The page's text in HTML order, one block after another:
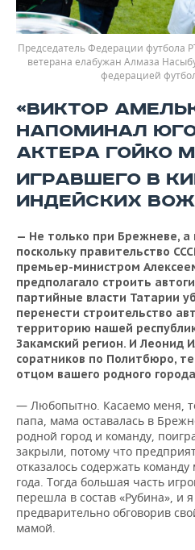
Председатель Федерации футбола
ветерана елабужан Алмаза
федерацией
«ВИКТОР
НАПОМИНАЛ
АКТЕРА ГОЙКО
ИГРАВШЕГО В
ИНДЕЙСКИХ
— Не только при Брежневе, а
поскольку правительство
премьер-министром
предполагало строить
партийные власти Татарии
перенести строительство
территорию нашей
Закамский регион. И Леонид
соратников по Политбюро,
отцом вашего родного
— Любопытно. Касаемо меня,
папа, мама оставалась в
родной город и команду,
закрыли, потому что
отказалось содержать
года. Тогда большая часть
перешла в состав «Рубина», и
предварительно обговорив
мамой.